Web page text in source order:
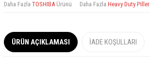
Daha Fazla TOSHIBA Ürünü Daha Fazla Heavy Duty Piller
ÜRÜN AÇIKLAMASI İADE KOŞULLARI